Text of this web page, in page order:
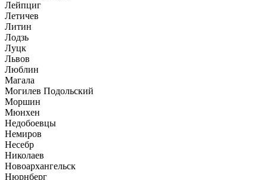
Лейпциг
Летичев
Литин
Лодзь
Луцк
Львов
Люблин
Магала
Могилев Подольский
Моршин
Мюнхен
Недобоевцы
Немиров
Несебр
Николаев
Новоархангельск
Нюрнберг